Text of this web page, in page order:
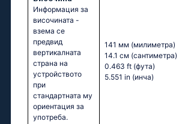
Информация за
височината -
взема се
предвид
вертикалната
страна на
устройството
при
стандартната му
ориентация за
употреба.
141 мм (милиметра)
14.1 см (сантиметра)
0.463 ft (фута)
5.551 in (инча)